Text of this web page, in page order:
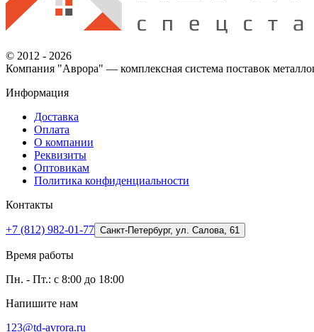
© 2012 - 2026
Компания "Аврора" — комплексная система поставок
Информация
Доставка
Оплата
О компании
Реквизиты
Оптовикам
Политика конфиденциальности
Контакты
+7 (812) 982-01-77 Санкт-Петербург, ул. Салова, 61
Время работы
Пн. - Пт.: с 8:00 до 18:00
Напишите нам
123@td-avrora.ru